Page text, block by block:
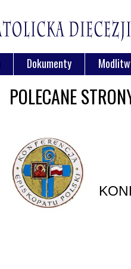
Dokumenty
POLECANE